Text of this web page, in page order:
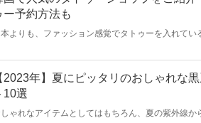
ー予約方法も
よりも、ファッション感覚でタトゥーを入れてい
ドルにもタトゥーを入れている方は多く、そのデ
2023年】夏にピッタリのおしゃれな
10選
ゃれなアイテムとしてはもちろん、夏の紫外線か